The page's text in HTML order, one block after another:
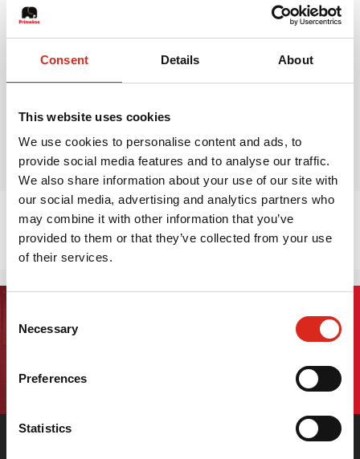
Consent Details About
This website uses cookies
We use cookies to personalise content and ads, to
provide social media features and to analyse our traffic.
We also share information about your use of our site with
our social media, advertising and analytics partners who
may combine it with other information that you’ve
provided to them or that they’ve collected from your use
of their services.
Selection
Necessary
Preferences
Statistics
Projekt entwickeln, egal wo auf der Welt.
PrimekssLabs - R&D
PrīmX Technologie
Sign up for our newsletter